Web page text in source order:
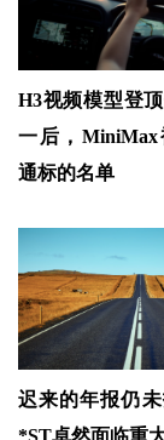
H3视频模型登
一后，
通标的名单
迟来的年报仍未
*ST卓然面临重